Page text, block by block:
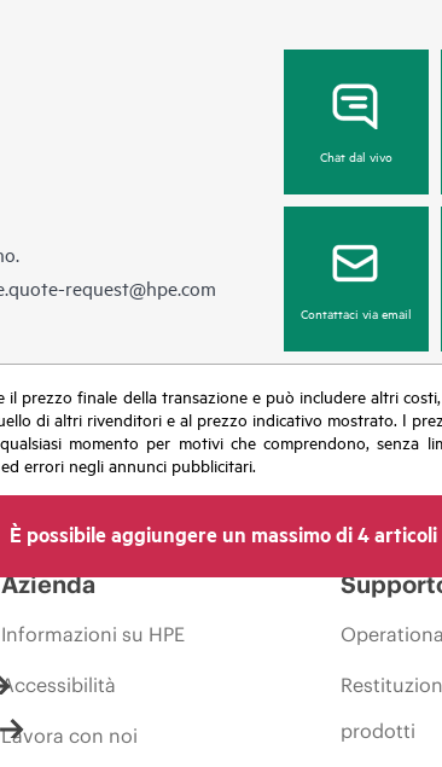
request@hpe.com
Chat dal vivo
Contattaci via email
prezzo finale della transazione e può includere altri
di altri rivenditori e al prezzo indicativo mostrato. I
momento per motivi che comprendono, senza
errori negli annunci pubblicitari.
È possibile aggiungere un massimo di 4
Azienda
Informazioni su HPE
Accessibilità
Lavora con noi
prodotti